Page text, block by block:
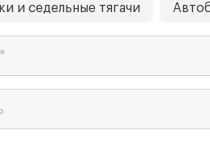
и седельные тягачи